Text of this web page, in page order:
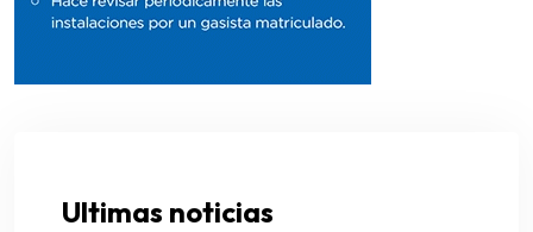
Ultimas noticias